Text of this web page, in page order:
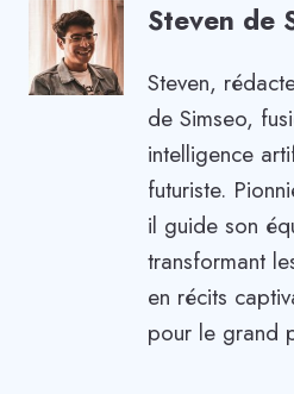
Steven de
Steven,
de Simseo,
intelligence
futuriste.
il guide son
transformant
en récits
pour le grand